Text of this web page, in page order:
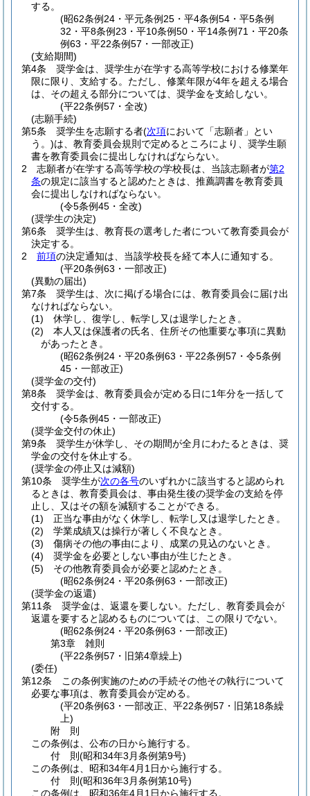
する。
(昭62条例24・平元条例25・平4条例54・平5条例
32・平8条例23・平10条例50・平14条例71・平20条
例63・平22条例57・一部改正)
(支給期間)
第4条
奨学金は、奨学生が在学する高等学校における修業年
限に限り、支給する。 ただし、修業年限が4年を超える場合
は、その超える部分については、奨学金を支給しない。
(平22条例57・全改)
(志願手続)
第5条
奨学生を志願する者(次項において「志願者」とい
う。)は、教育委員会規則で定めるところにより、奨学生願
書を教育委員会に提出しなければならない。
2
志願者が在学する高等学校の学校長は、当該志願者が第2
条の規定に該当すると認めたときは、推薦調書を教育委員
会に提出しなければならない。
(令5条例45・全改)
(奨学生の決定)
第6条
奨学生は、教育長の選考した者について教育委員会が
決定する。
2
前項の決定通知は、当該学校長を経て本人に通知する。
(平20条例63・一部改正)
(異動の届出)
第7条
奨学生は、次に掲げる場合には、教育委員会に届け出
なければならない。
(1)
休学し、復学し、転学し又は退学したとき。
(2)
本人又は保護者の氏名、住所その他重要な事項に異動
があったとき。
(昭62条例24・平20条例63・平22条例57・令5条例
45・一部改正)
(奨学金の交付)
第8条
奨学金は、教育委員会が定める日に1年分を一括して
交付する。
(令5条例45・一部改正)
(奨学金交付の休止)
第9条
奨学生が休学し、その期間が全月にわたるときは、奨
学金の交付を休止する。
(奨学金の停止又は減額)
第10条
奨学生が次の各号のいずれかに該当すると認められ
るときは、教育委員会は、事由発生後の奨学金の支給を停
止し、又はその額を減額することができる。
(1)
正当な事由がなく休学し、転学し又は退学したとき。
(2)
学業成績又は操行が著しく不良なとき。
(3)
傷病その他の事由により、成業の見込のないとき。
(4)
奨学金を必要としない事由が生じたとき。
(5)
その他教育委員会が必要と認めたとき。
(昭62条例24・平20条例63・一部改正)
(奨学金の返還)
第11条
奨学金は、返還を要しない。 ただし、教育委員会が
返還を要すると認めるものについては、この限りでない。
(昭62条例24・平20条例63・一部改正)
第3章
雑則
(平22条例57・旧第4章繰上)
(委任)
第12条
この条例実施のための手続その他その執行について
必要な事項は、教育委員会が定める。
(平20条例63・一部改正、平22条例57・旧第18条繰
上)
附 則
この条例は、公布の日から施行する。
付 則(昭和34年3月条例第9号)
この条例は、昭和34年4月1日から施行する。
付 則(昭和36年3月条例第10号)
この条例は、昭和36年4月1日から施行する。